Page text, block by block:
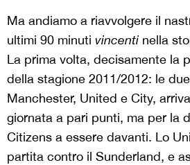
Ma andiamo a riavvolgere il
ultimi 90 minuti vincenti nella
La prima volta, decisamente la
della stagione 2011/2012: le
Manchester, United e City,
giornata a pari punti, ma per la
Citizens a essere davanti. Lo
partita contro il Sunderland, e